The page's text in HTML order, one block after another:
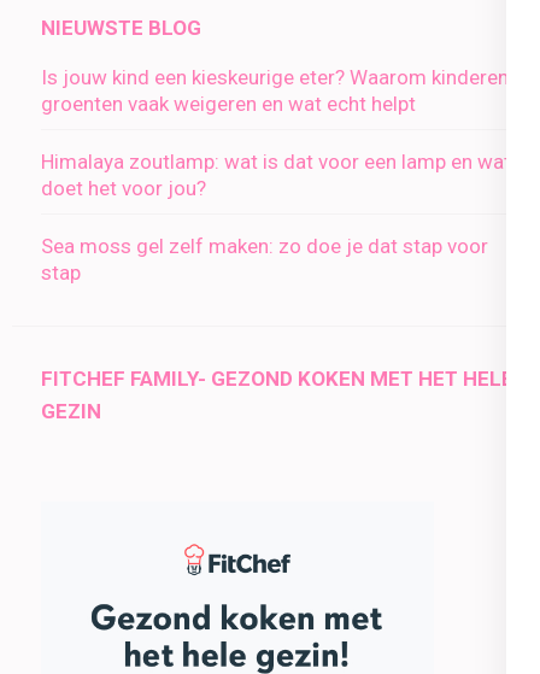
NIEUWSTE BLOG
Is jouw kind een kieskeurige eter? Waarom kinderen
groenten vaak weigeren en wat echt helpt
Himalaya zoutlamp: wat is dat voor een lamp en wat
doet het voor jou?
Sea moss gel zelf maken: zo doe je dat stap voor
stap
FITCHEF FAMILY- GEZOND KOKEN MET HET HELE
GEZIN